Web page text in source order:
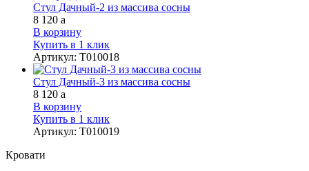
Стул Дачный-2 из массива сосны
8 120 a
В корзину
Купить в 1 клик
Артикул: Т010018
Стул Дачный-3 из массива сосны
8 120 a
В корзину
Купить в 1 клик
Артикул: Т010019
Кровати